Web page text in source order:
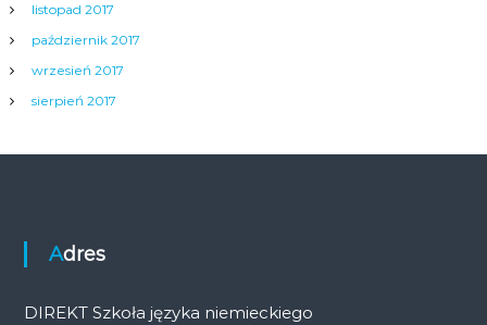
listopad 2017
październik 2017
wrzesień 2017
sierpień 2017
Adres
DIREKT Szkoła języka niemieckiego